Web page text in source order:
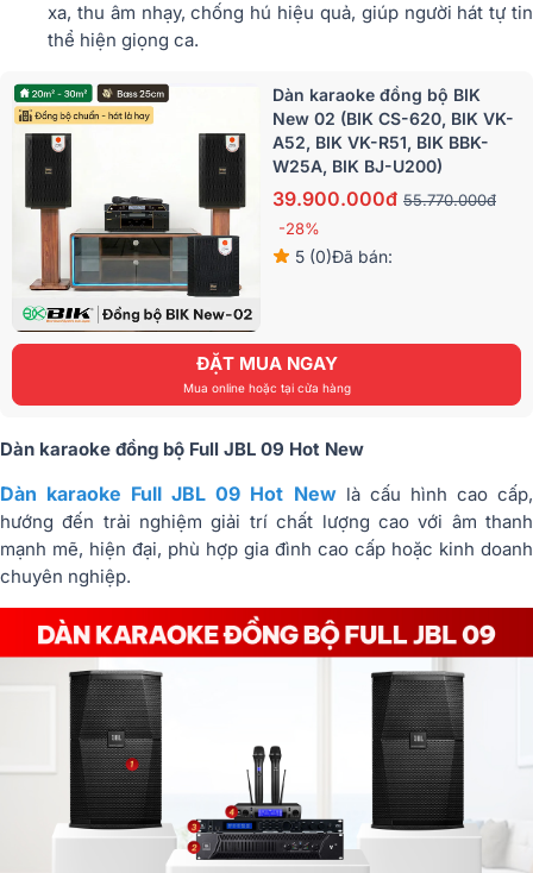
xa, thu âm nhạy, chống hú hiệu quả, giúp người hát tự tin
thể hiện giọng ca.
Dàn karaoke đồng bộ BIK
New 02 (BIK CS-620, BIK VK-
A52, BIK VK-R51, BIK BBK-
W25A, BIK BJ-U200)
39.900.000đ 55.770.000đ
-28%
5 (0)Đã bán:
ĐẶT MUA NGAY
Mua online hoặc tại cửa hàng
Dàn karaoke đồng bộ Full JBL 09 Hot New
Dàn karaoke Full JBL 09 Hot Newlà cấu hình cao cấp,
hướng đến trải nghiệm giải trí chất lượng cao với âm thanh
mạnh mẽ, hiện đại, phù hợp gia đình cao cấp hoặc kinh doanh
chuyên nghiệp.